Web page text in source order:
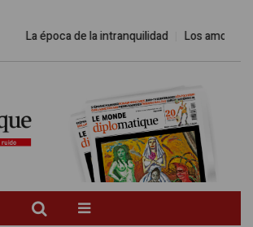
La época de la intranquilidad Los amos del